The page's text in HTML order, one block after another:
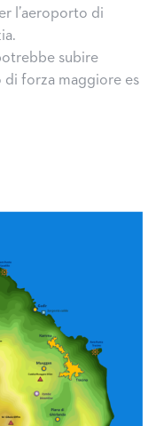
l’aeroporto di
subire
forza maggiore es